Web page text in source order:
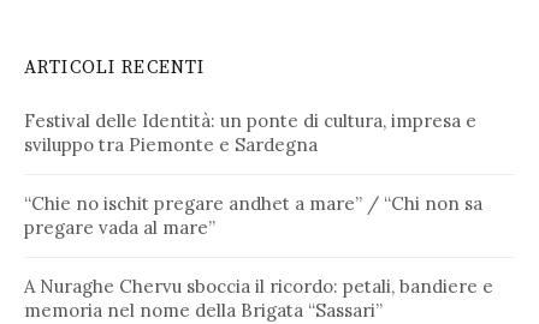
ARTICOLI RECENTI
Festival delle Identità: un ponte di cultura, impresa e
sviluppo tra Piemonte e Sardegna
“Chie no ischit pregare andhet a mare” / “Chi non sa
pregare vada al mare”
A Nuraghe Chervu sboccia il ricordo: petali, bandiere e
memoria nel nome della Brigata “Sassari”